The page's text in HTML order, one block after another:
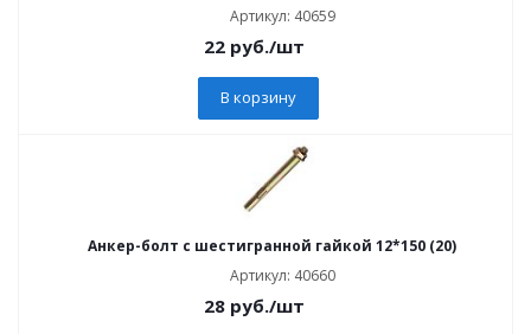
Артикул: 40659
22руб./шт
В корзину
Анкер-болт с шестигранной гайкой 12*150 (20)
Артикул: 40660
28руб./шт